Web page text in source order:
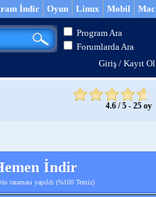
Mac
Mobil
Linux
Oyun
İndir
Program Ara
Forumlarda Ara
Giriş / Kayıt Ol
4.6 /5 - 25 oy
İndir
taraması yapıldı (%100 Temiz)